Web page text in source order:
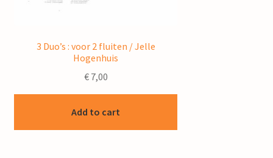
3 Duo’s : voor 2 fluiten / Jelle
Hogenhuis
€7,00
Add to cart